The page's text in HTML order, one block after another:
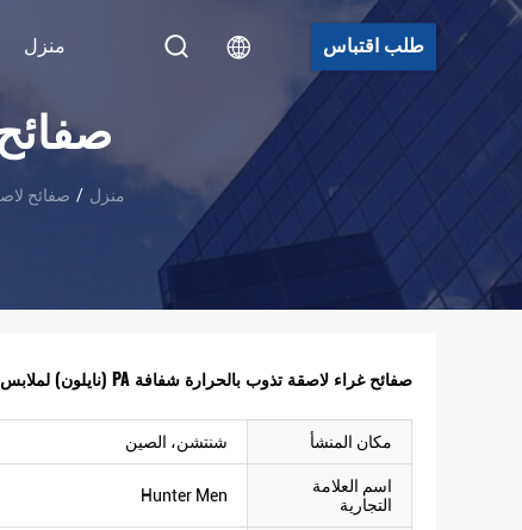
منزل طلب اقتباس
منزل / صفائح
صفائح غراء لاصقة تذوب بالحرارة شفافة PA (نايلون) لملابس النسيج والتطريز
مكان المنشأ شنتشن، الصين
اسم العلامة
التجارية
Hunter Men